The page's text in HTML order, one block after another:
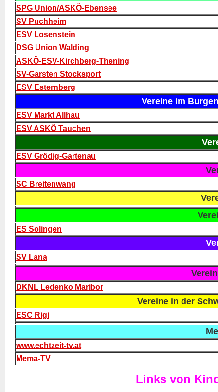
SPG Union/ASKÖ-Ebensee
SV Puchheim
ESV Losenstein
DSG Union Walding
ASKÖ-ESV-Kirchberg-Thening
SV-Garsten Stocksport
ESV Esternberg
Vereine im
ESV Markt Allhau
ESV ASKÖ Tauchen
ESV Grödig-Gartenau
SC Breitenwang
ES Solingen
SV Lana
DKNL Ledenko Maribor
Vereine in der
ESC Rigi
www.echtzeit-tv.at
Mema-TV
Links von